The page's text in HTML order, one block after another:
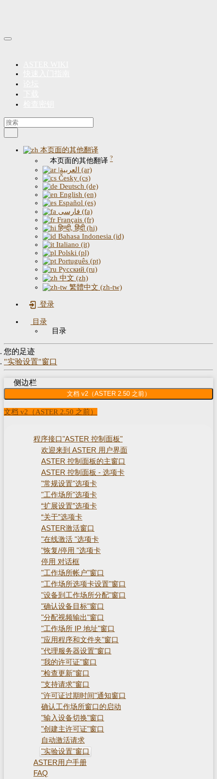
本页面的其他翻译
本页面的其他翻译 ?
|العربية (ar)
Česky (cs)
Deutsch (de)
English (en)
Español (es)
فارسی (fa)
Français (fr)
हिन्दी, हिंदी (hi)
Bahasa Indonesia (id)
Italiano (it)
Polski (pl)
Português (pt)
Русский (ru)
中文 (zh)
繁體中文 (zh-tw)
登录
目录
目录
您的足迹
"实验设置"窗口
侧边栏
文档 v2（ASTER 2.50 之前）
文档 v2（ASTER 2.50 之前）
程序接口"ASTER 控制面板"
欢迎来到 ASTER 用户界面
ASTER 控制面板的主窗口
ASTER 控制面板 - 选项卡
"常规设置"选项卡
"工作场所"选项卡
“扩展设置”选项卡
“关于”选项卡
ASTER激活窗口
"在线激活 "选项卡
"恢复/停用 "选项卡
停用 对话框
"工作场所帐户"窗口
"工作场所选项卡设置"窗口
"设备到工作场所分配"窗口
"确认设备目标"窗口
"分配视频输出"窗口
"工作场所 IP 地址"窗口
"应用程序和文件夹"窗口
"代理服务器设置"窗口
"我的许可证"窗口
"检查更新"窗口
"支持请求"窗口
"许可证过期时间"通知窗口
确认工作场所窗口的启动
"输入设备切换"窗口
"创建主许可证"窗口
自动激活请求
"实验设置"窗口
ASTER用户手册
FAQ